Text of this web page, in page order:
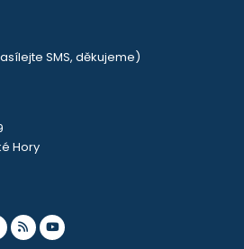
SMS, děkujeme)
Hory